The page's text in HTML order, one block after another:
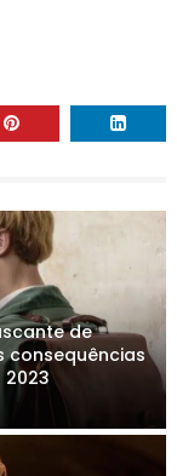
de
consequências